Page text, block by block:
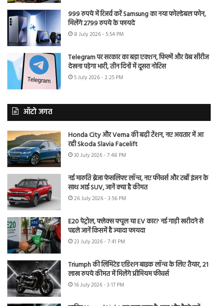
999 रुपये में रिजर्व करें Samsung का नया फोल्डेबल फोन,
मिलेंगे 2799 रुपये के फायदे
8 July 2026 - 5:54 PM
Telegram पर सरकार का बड़ा एक्शन, फिल्में और वेब सीरीज
देखना पड़ेगा भारी, तीन दिनों में दूसरा नोटिस
5 July 2026 - 2:25 PM
ऑटो जगत
Honda City और Verna की बढ़ी टेंशन, नए अवतार में आ
रही Skoda Slavia Facelift
30 July 2026 - 7:48 PM
नई मारुति ब्रेजा फेसलिफ्ट लॉन्च, नए फीचर्स और टर्बो इंजन के
साथ आई SUV, जानें क्या है कीमत
26 July 2026 - 3:56 PM
E20 पेट्रोल, फ्लेक्स फ्यूल या EV कार? नई गाड़ी खरीदने से
पहले जानें किसमें है ज्यादा फायदा
23 July 2026 - 7:41 PM
Triumph की लिमिटेड एडिशन बाइक लॉन्च के लिए तैयार, 21
लाख रुपये कीमत में मिलेंगे प्रीमियम फीचर्स
16 July 2026 - 3:17 PM